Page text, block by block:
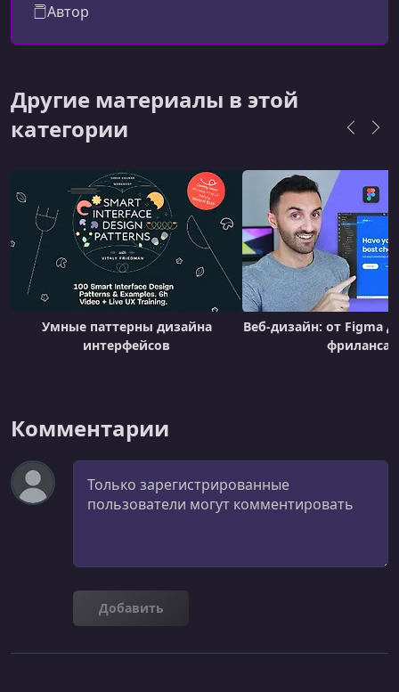
терпят неудачу в реальных проектах. Мы - и
всегда были - независимы. 12+ лет, и все еще
Автор
Другие материалы в этой
категории
Умные паттерны дизайна
интерфейсов
Веб-дизайн: от Figma
фриланса
Комментарии
Комментарий
Добавить